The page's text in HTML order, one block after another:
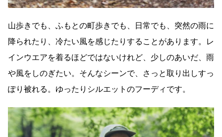
山歩きでも、ふもとの町歩きでも、日常でも、突然の雨に
降られたり、冷たい風を感じたりすることがあります。レ
インウエアを着るほどではないけれど、少しのあいだ、雨
や風をしのぎたい。そんなシーンで、さっと取り出しすっ
ぽり被れる。ゆったりシルエットのフーディです。